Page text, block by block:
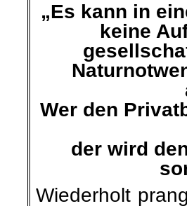
„Es kann in
keine
Wer den
der wird
Wiederholt